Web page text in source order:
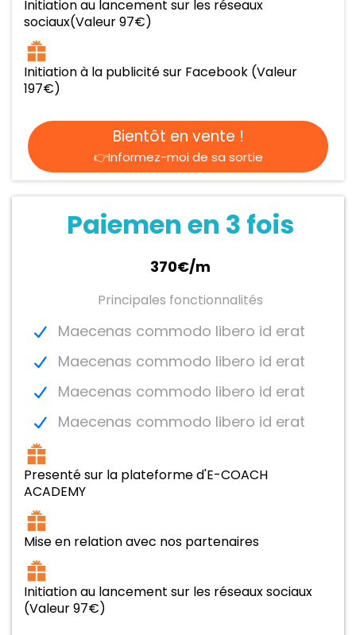
Initiation au lancement sur les réseaux
sociaux(Valeur 97€)
Initiation à la publicité sur Facebook (Valeur
197€)
Bientôt en vente !
👉Informez-moi de sa sortie
Paiemen en 3 fois
370€/m
Principales fonctionnalités
Maecenas commodo libero id erat
Maecenas commodo libero id erat
Maecenas commodo libero id erat
Maecenas commodo libero id erat
Presenté sur la plateforme d'E-COACH
ACADEMY
Mise en relation avec nos partenaires
Initiation au lancement sur les réseaux sociaux
(Valeur 97€)